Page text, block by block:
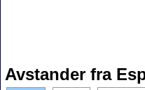
Avstander fra